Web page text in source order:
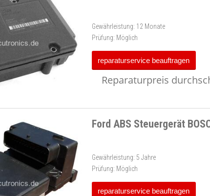
Gewährleistung: 12 Monate
Prüfung: Möglich
reparaturservice beauftragen
Reparaturpreis
Ford ABS Steuergerät
Gewährleistung: 5 Jahre
Prüfung: Möglich
reparaturservice beauftragen